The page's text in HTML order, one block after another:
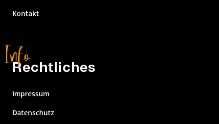
Kontakt
Rechtliches
Impressum
Datenschutz